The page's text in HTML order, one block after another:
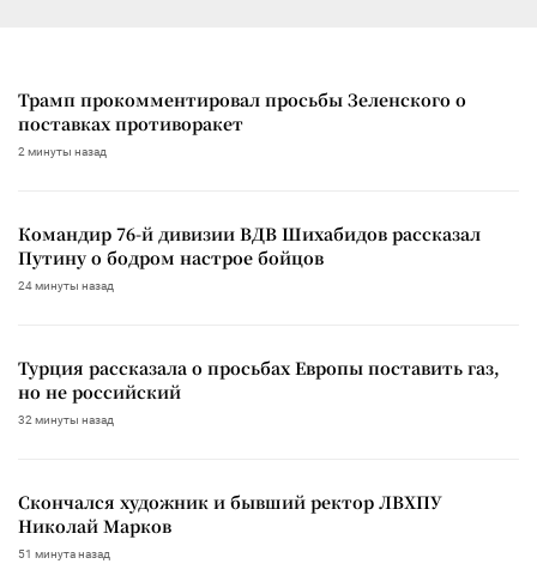
Трамп прокомментировал просьбы Зеленского о
поставках противоракет
2 минуты назад
Командир 76-й дивизии ВДВ Шихабидов рассказал
Путину о бодром настрое бойцов
24 минуты назад
Турция рассказала о просьбах Европы поставить газ,
но не российский
32 минуты назад
Скончался художник и бывший ректор ЛВХПУ
Николай Марков
51 минута назад